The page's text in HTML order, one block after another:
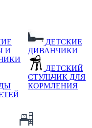
И
ДЕТСКИЕ
ДИВАНЧИКИ
ДЕТСКИЙ
СТУЛЬЧИК ДЛЯ
КОРМЛЕНИЯ